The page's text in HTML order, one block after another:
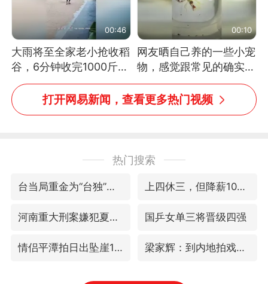
00:46
大雨将至全家老小抢收稻
谷，6分钟收完1000斤，
没有一个人掉链子
00:10
网友晒自己养的一些小宠
物，感觉跟常见的确实有
些不一样
打开网易新闻，查看更多热门视频
热门搜索
台当局重金为“台独”织“皇帝新衣” 上四休三，但降薪1000元，你接受吗？
河南重大刑案嫌犯夏某钢落网 国乒女单三将晋级四强
情侣平潭拍日出坠崖1死1伤 梁家辉：到内地拍戏不是北上是回归